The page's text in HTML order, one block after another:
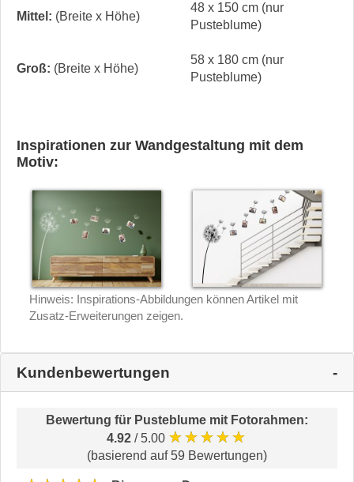
Mittel: (Breite x Höhe)
48 x 150 cm (nur
Pusteblume)
Groß: (Breite x Höhe)
58 x 180 cm (nur
Pusteblume)
Inspirationen zur Wandgestaltung mit dem
Motiv:
Hinweis: Inspirations-Abbildungen können Artikel mit
Zusatz-Erweiterungen zeigen.
Kundenbewertungen
Bewertung für Pusteblume mit Fotorahmen:
4.92 / 5.00 ★★★★★
(basierend auf 59 Bewertungen)